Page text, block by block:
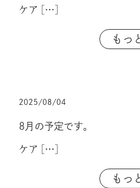
ケア […]
もっ
2025/08/04
8月の予定です。
ケア […]
もっ